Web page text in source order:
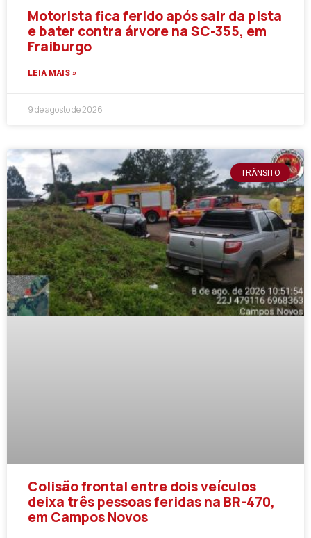
Motorista fica ferido após sair da pista
e bater contra árvore na SC-355, em
Fraiburgo
LEIA MAIS »
9 de agosto de 2026
TRÂNSITO
Colisão frontal entre dois veículos
deixa três pessoas feridas na BR-470,
em Campos Novos